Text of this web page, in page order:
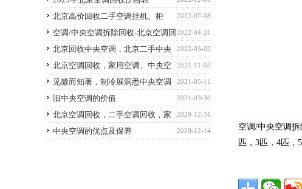
空调/中央空调
匹，3匹，4匹，
案》的通知
2022-07-08
北京高价回收二手空调挂机、柜
机、天花机、中央空调
2022-04-21
空调/中央空调拆除回收-北京空调回
收
2022-03-03
北京回收中央空调，北京二手中央
空调安全拆除回收服务
2021-11-03
北京空调回收，家用空调、中央空
调、冷冻冷藏设备、车用空调等回收2021-05-11
见微而知著，制冷展洞悉中央空调
未来新趋势
2021-03-30
旧中央空调的价值
2020-12-31
北京空调回收，二手空调回收，家
用空调回收，商用空调回收
2020-12-14
中央空调的优点及保养